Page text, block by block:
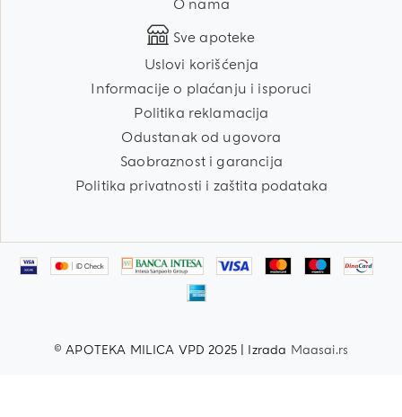
O nama
Sve apoteke
Uslovi korišćenja
Informacije o plaćanju i isporuci
Politika reklamacija
Odustanak od ugovora
Saobraznost i garancija
Politika privatnosti i zaštita podataka
© APOTEKA MILICA VPD 2025 | Izrada Maasai.rs